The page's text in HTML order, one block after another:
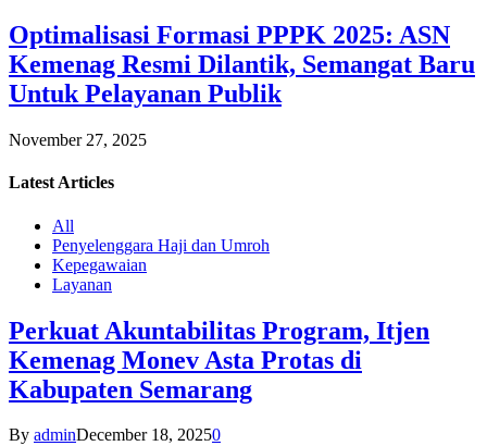
Optimalisasi Formasi PPPK 2025: ASN
Kemenag Resmi Dilantik, Semangat Baru
Untuk Pelayanan Publik
November 27, 2025
Latest Articles
All
Penyelenggara Haji dan Umroh
Kepegawaian
Layanan
Perkuat Akuntabilitas Program, Itjen
Kemenag Monev Asta Protas di
Kabupaten Semarang
By adminDecember 18, 20250